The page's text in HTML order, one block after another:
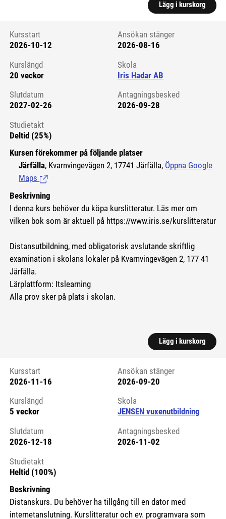
Lägg i kurskorg
Kursstart 6112440
Kursstart
2026-10-12
Ansökan stänger
2026-08-16
Kurslängd
20 veckor
Skola
Iris Hadar AB
Slutdatum
2027-02-26
Antagningsbesked
2026-09-28
Studietakt
Deltid (25%)
Kursen förekommer på följande platser
Järfälla, Kvarnvingevägen 2, 17741 Järfälla, Öppna Google
Maps (Länk till extern sida.)
Beskrivning
I denna kurs behöver du köpa kurslitteratur. Läs mer om
vilken bok som är aktuell på https://www.iris.se/kurslitteratur
Distansutbildning, med obligatorisk avslutande skriftlig
examination i skolans lokaler på Kvarnvingevägen 2, 177 41
Järfälla.
Lärplattform: Itslearning
Alla prov sker på plats i skolan.
Lägg i kurskorg
Kursstart 6070883
Kursstart
2026-11-16
Ansökan stänger
2026-09-20
Kurslängd
5 veckor
Skola
JENSEN vuxenutbildning
Slutdatum
2026-12-18
Antagningsbesked
2026-11-02
Studietakt
Heltid (100%)
Beskrivning
Distanskurs. Du behöver ha tillgång till en dator med
internetanslutning. Kurslitteratur och ev. programvara som